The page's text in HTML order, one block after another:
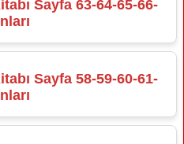
Sayfa 63-64-65-66-
Sayfa 58-59-60-61-